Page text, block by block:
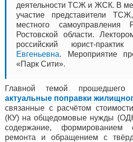
деятельности ТСЖ и ЖСК. В
участие представители
местного самоуправления
Ростовской области.
российский юрист-практик
Евгеньевна. Мероприятие
«Парк Сити».
Главной темой прошедшего
актуальные поправки
связанные с расчётом
(КУ) на общедомовые нужды
содержание, формированием
ремонта и обращением с